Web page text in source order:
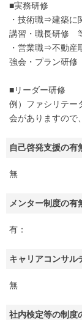
■実務研修
・技術職⇒建築に
講習・職長研修
・営業職⇒不動産
強会・プラン研修
■リーダー研修
例）ファシリテー
会がありますので
自己啓発支援の有
無
メンター制度の有
有：
キャリアコンサル
無
社内検定等の制度